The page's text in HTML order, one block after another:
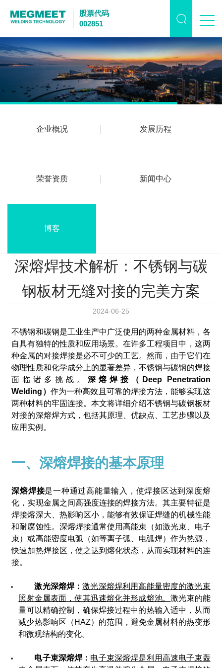
股票代码
002851
企业概况 发展历程
荣誉资质 新闻中心
博客
深熔焊技术解析：不锈钢与碳
钢板材无缝对接的完美方案
2024-06-25
不锈钢和碳钢是工业生产中广泛使用的两种金属材料，各
自具有独特的性质和应用场景。在许多工程项目中，这两
种金属的对接焊接是必不可少的工艺。然而，由于它们在
物理性质和化学成分上的显著差异，不锈钢与碳钢的焊接
面临诸多挑战。 深熔焊接（Deep Penetration
Welding） 作为一种高效且可靠的焊接方法，能够实现这
两种材料的牢固连接。本文将详细介绍不锈钢与碳钢板材
对接的深熔焊方式，包括其原理、优缺点、工艺步骤以及
应用实例。
一、深熔焊接的基本原理
深熔焊接是一种通过高能量输入，使焊接区达到深度熔
化，实现金属之间高强度连接的焊接方法。其主要特征是
焊接熔深大、热影响区小，能够有效保证焊缝的机械性能
和耐腐蚀性。深熔焊接通常使用高能束（如激光束、电子
束）或高能密度电弧（如等离子弧、电弧焊）作为热源，
快速加热焊接区，使之达到熔化状态，从而实现材料的连
接。
激光深熔焊：激光深熔焊利用高能量密度的激光束
照射金属表面，使其迅速熔化并形成熔池。激光束的能
量可以精确控制，确保焊接过程中的热输入适中，从而
减少热影响区（HAZ）的范围，避免金属材料的热变形
和微观结构的变化。
电子束深熔焊： 电子束深熔焊是利用高速电子束轰